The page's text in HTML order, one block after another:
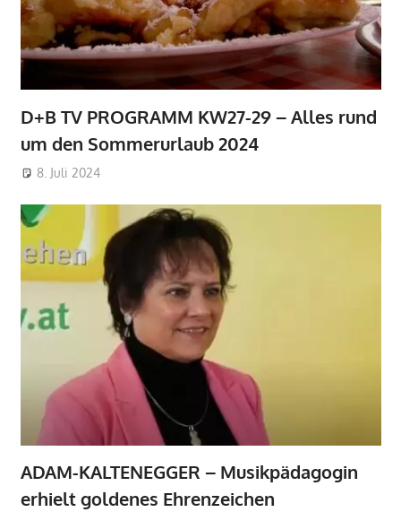
D+B TV PROGRAMM KW27-29 – Alles rund
um den Sommerurlaub 2024
8. Juli 2024
ADAM-KALTENEGGER – Musikpädagogin
erhielt goldenes Ehrenzeichen